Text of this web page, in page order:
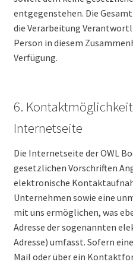
entgegenstehen. Die
die Verarbeitung
Person in diesem
Verfügung.
6.
Internetseite
Die Internetseite der OWL
gesetzlichen Vorschriften
elektronische
Unternehmen sowie eine
mit uns ermöglichen, was
Adresse der sogenannten
Adresse) umfasst. Sofern
Mail oder über ein